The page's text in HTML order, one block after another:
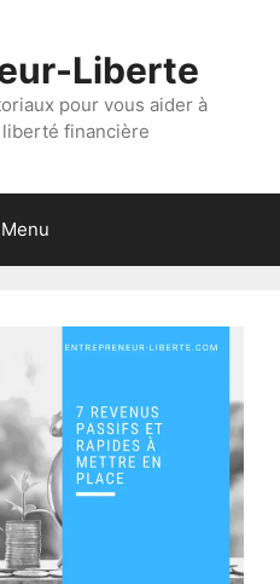
Liberte
pour vous aider à
financière
Menu